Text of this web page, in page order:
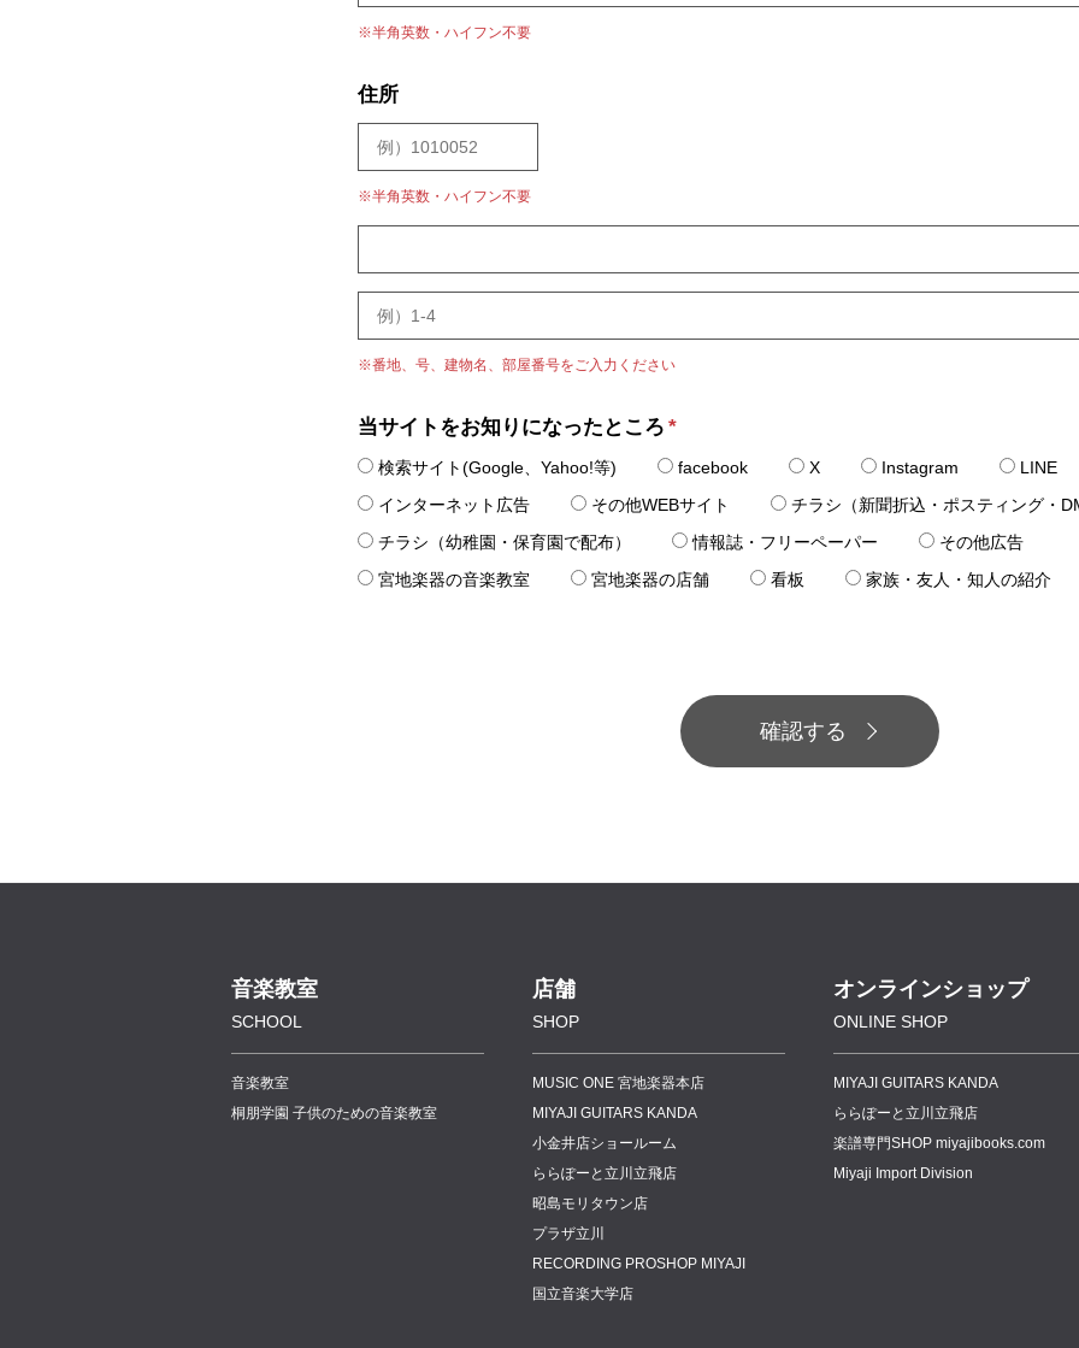
※半角英数・ハイフン不要
住所
※半角英数・ハイフン不要
※番地、号、建物名、部屋番号をご入力ください
当サイトをお知りになったところ *
検索サイト(Google、Yahoo!等) facebook X Instagram
LINE
インターネット広告
その他WEBサイト
チラシ（新聞折込・ポスティング・
チラシ（幼稚園・保育園で配布）
情報誌・フリーペーパー
その他広告
宮地楽器の音楽教室
宮地楽器の店舗 看板 家族・友人・知人の紹介
音楽教室
SCHOOL
音楽教室
桐朋学園 子供のための音楽教室
店舗
SHOP
MUSIC ONE 宮地楽器本店
MIYAJI GUITARS KANDA
小金井店ショールーム
ららぽーと立川立飛店
昭島モリタウン店
プラザ立川
RECORDING PROSHOP MIYAJI
国立音楽大学店
オンラインショップ
ONLINE SHOP
MIYAJI GUITARS KANDA
ららぽーと立川立飛店
楽譜専門SHOP miyajibooks.com
Miyaji Import Division